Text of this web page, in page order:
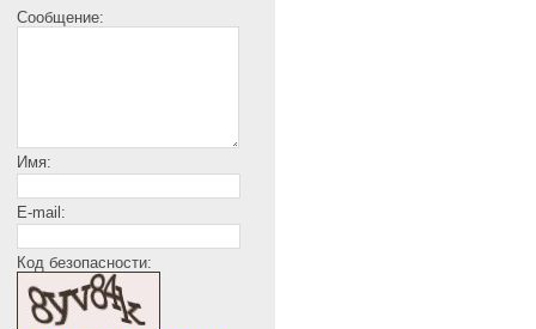
Сообщение:
Имя:
E-mail:
Код безопасности: